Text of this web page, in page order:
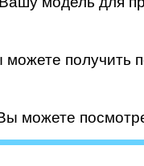
получить
можете